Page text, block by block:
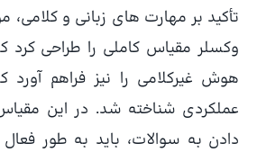
تأکید بر مهارت های زبانی و کلامی،
وکسلر مقیاس کاملی را طراحی کرد
هوش غیرکلامی را نیز فراهم
عملکردی شناخته شد. در این
دادن به سوالات، باید به طور فعال